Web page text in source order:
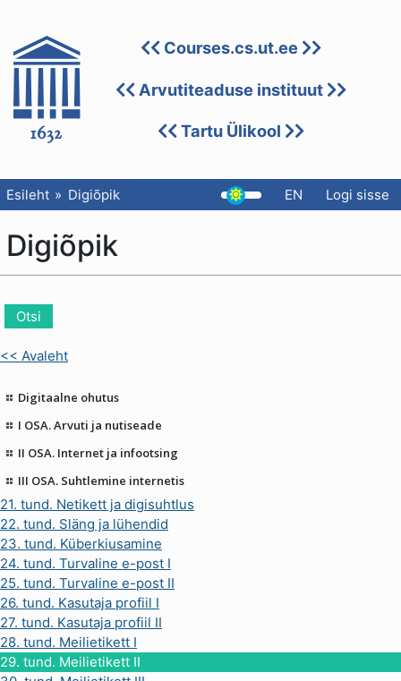
Courses.cs.ut.ee
Arvutiteaduse instituut
Tartu Ülikool
Esileht Digiõpik EN Logi sisse
Digiõpik
<< Avaleht
Digitaalne ohutus
I OSA. Arvuti ja nutiseade
II OSA. Internet ja infootsing
III OSA. Suhtlemine internetis
21. tund. Netikett ja digisuhtlus
22. tund. Släng ja lühendid
23. tund. Küberkiusamine
24. tund. Turvaline e-post I
25. tund. Turvaline e-post II
26. tund. Kasutaja profiil I
27. tund. Kasutaja profiil II
28. tund. Meilietikett I
29. tund. Meilietikett II